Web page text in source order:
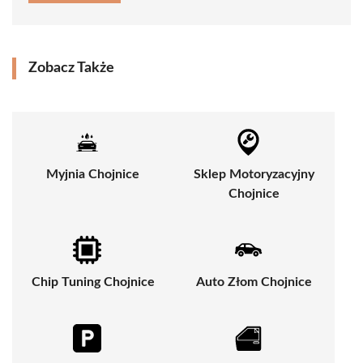
Zobacz Także
Myjnia Chojnice
Sklep Motoryzacyjny
Chojnice
Chip Tuning Chojnice Auto Złom Chojnice